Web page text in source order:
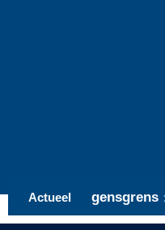
Actueel
vermogensgrens 25 juni